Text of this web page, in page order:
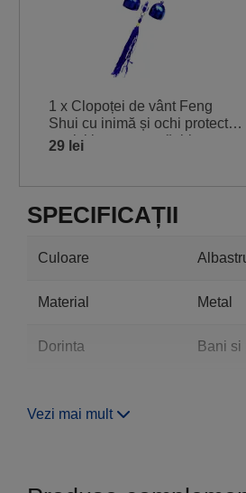
1 x Clopoței de vânt Feng
Shui cu inimă și ochi protector,
potriviți pentru casă, birou sau
29 lei
SPECIFICAȚII
Culoare
Material Metal
Dorinta Bani
Vezi mai mult